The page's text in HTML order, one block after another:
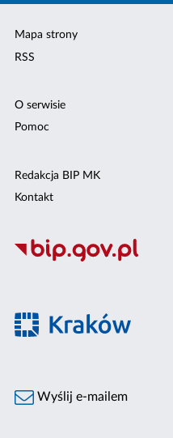
Mapa strony
RSS
O serwisie
Pomoc
Redakcja BIP MK
Kontakt
Wyślij e-mailem